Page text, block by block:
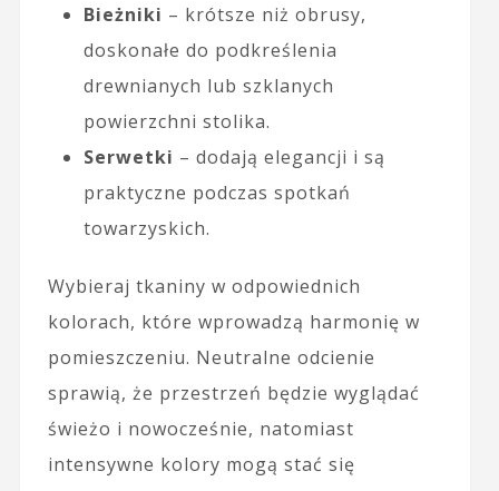
Bieżniki – krótsze niż obrusy,
doskonałe do podkreślenia
drewnianych lub szklanych
powierzchni stolika.
Serwetki – dodają elegancji i są
praktyczne podczas spotkań
towarzyskich.
Wybieraj tkaniny w odpowiednich
kolorach, które wprowadzą harmonię w
pomieszczeniu. Neutralne odcienie
sprawią, że przestrzeń będzie wyglądać
świeżo i nowocześnie, natomiast
intensywne kolory mogą stać się